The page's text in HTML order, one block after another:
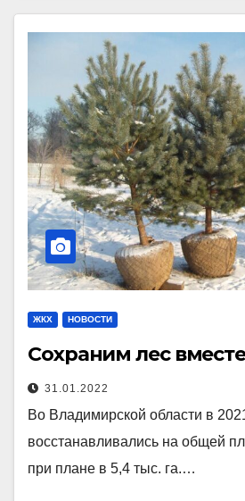
ЖКХ НОВОСТИ
Сохраним лес
31.01.2022
Во Владимирской области в
восстанавливались на общей
при плане в 5,4 тыс. га.…